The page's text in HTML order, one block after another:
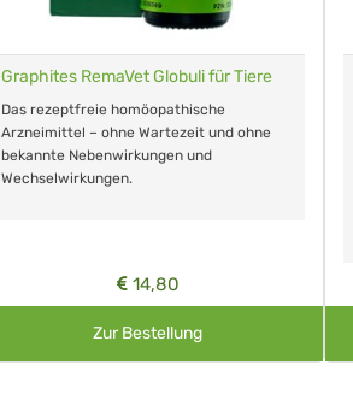
Graphites RemaVet Globuli für Tiere
Das rezeptfreie homöopathische
Arzneimittel – ohne Wartezeit und ohne
bekannte Nebenwirkungen und
Wechselwirkungen.
14,80
Zur Bestellung